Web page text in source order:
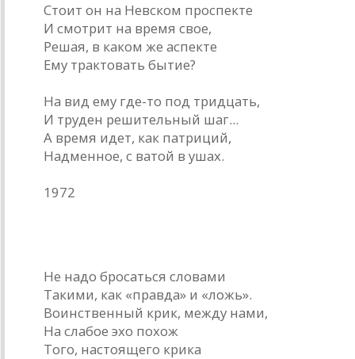
Стоит он на Невском проспекте
И смотрит на время свое,
Решая, в каком же аспекте
Ему трактовать бытие?
На вид ему где-то под тридцать,
И труден решительный шаг...
А время идет, как патриций,
Надменное, с ватой в ушах.
1972
Не надо бросаться словами
Такими, как «правда» и «ложь».
Воинственный крик, между нами,
На слабое эхо похож
Того, настоящего крика